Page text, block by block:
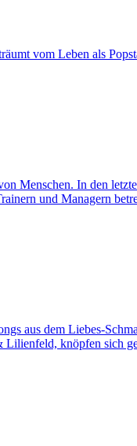
vom Leben als
Menschen. In den
und Managern
aus dem Liebes-
knöpfen sich